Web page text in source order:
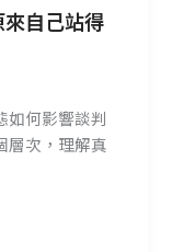
自己站得
如何影響談判
層次，理解真